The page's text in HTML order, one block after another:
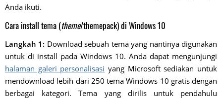
Anda ikuti.
Cara install tema (theme/themepack) di Windows 10
Langkah 1: Download sebuah tema yang nantinya digunakan
untuk di install pada Windows 10. Anda dapat mengunjungi
halaman galeri personalisasi yang Microsoft sediakan untuk
mendownload lebih dari 250 tema Windows 10 gratis dengan
berbagai kategori. Tema yang dirilis untuk pendahulu